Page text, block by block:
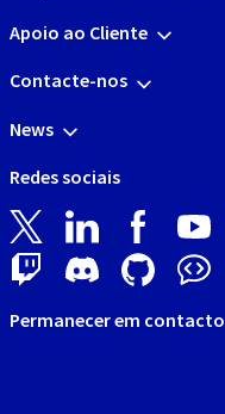
Apoio ao Cliente
Contacte-nos
News
Redes sociais
Permanecer em contacto